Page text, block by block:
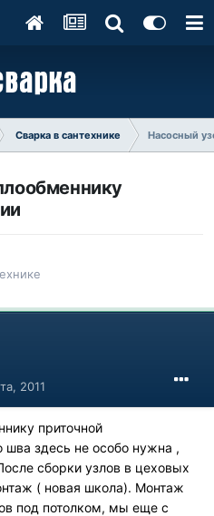
Сварка в сантехнике Насосный
2011
приточной
шва здесь не особо нужна ,
сборки узлов в цеховых
( новая школа). Монтаж
под потолком, мы еще с